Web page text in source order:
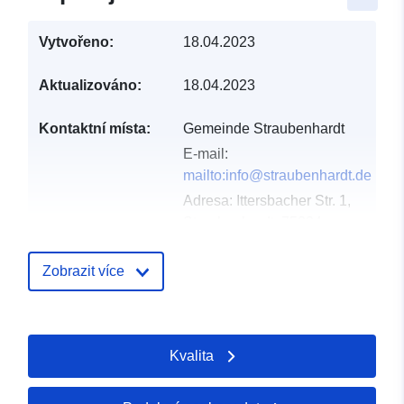
Vytvořeno: 18.04.2023
Aktualizováno: 18.04.2023
Kontaktní místa:
Gemeinde Straubenhardt
E-mail:
mailto:info@straubenhardt.de
Adresa: Ittersbacher Str. 1,
Katalogový
Přidáno do data.europa.eu:
21 February 2026
Aktualizace údajů.europa.eu:
Zobrazit více
Kvalita